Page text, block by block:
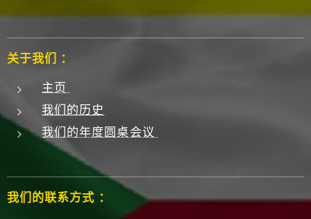
关于我们 ：
主页
我们的历史
我们的年度圆桌会议
我们的联系方式 ：